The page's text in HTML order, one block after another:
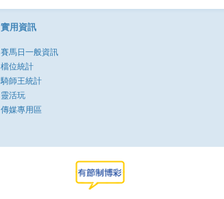
實用資訊
賽馬日一般資訊
檔位統計
騎師王統計
靈活玩
傳媒專用區